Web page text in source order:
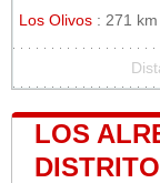
Los Olivos : 271 km
LOS